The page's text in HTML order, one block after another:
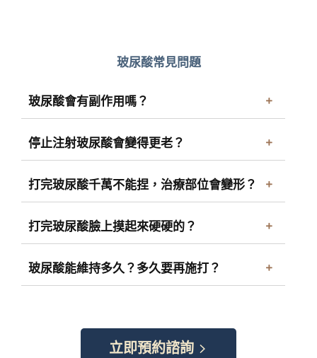
玻尿酸常見問題
玻尿酸會有副作用嗎？
停止注射玻尿酸會變得更老？
打完玻尿酸千萬不能捏，治療部位會變形？
打完玻尿酸臉上摸起來硬硬的？
玻尿酸能維持多久？多久要再施打？
立即預約諮詢